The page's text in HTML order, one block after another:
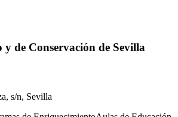
de Conservación de Sevilla
s/n, Sevilla